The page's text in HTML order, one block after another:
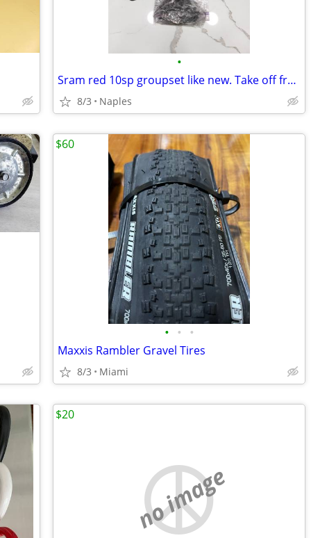
•
Sram red 10sp groupset like new. Take off from a demo bike.
8/3 Naples
• • •
Maxxis Rambler Gravel Tires
8/3 Miami
$60
no image
$20